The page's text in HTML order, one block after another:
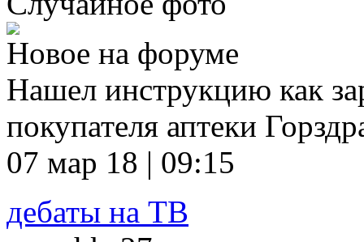
Новое на форуме
Нашел инструкцию как
покупателя аптеки
07 мар 18 | 09:15
дебаты на ТВ